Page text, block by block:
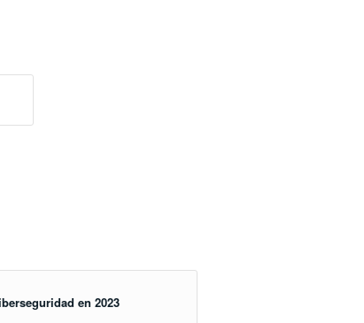
en 2023